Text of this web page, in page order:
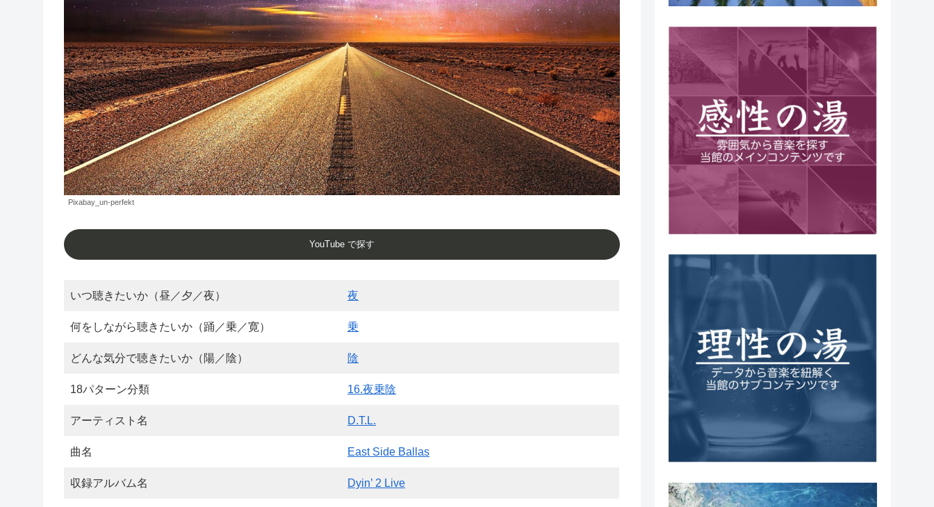
Pixabay_un-perfekt
YouTube で探す
いつ聴きたいか（昼／夕／夜） 夜
何をしながら聴きたいか（踊／乗／寛） 乗
どんな気分で聴きたいか（陽／陰） 陰
18パターン分類 16.夜乗陰
アーティスト名 D.T.L.
曲名 East Side Ballas
収録アルバム名 Dyin’ 2 Live